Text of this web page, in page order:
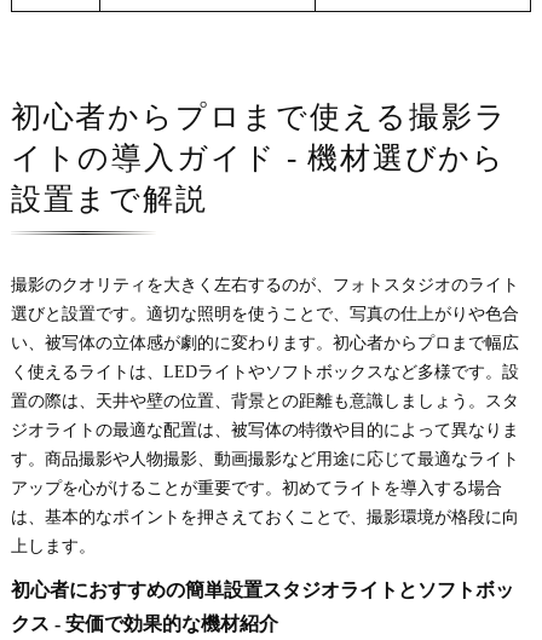
初心者からプロまで使える撮影ラ
イトの導入ガイド - 機材選びから
設置まで解説
撮影のクオリティを大きく左右するのが、フォトスタジオのライト
選びと設置です。適切な照明を使うことで、写真の仕上がりや色合
い、被写体の立体感が劇的に変わります。初心者からプロまで幅広
く使えるライトは、LEDライトやソフトボックスなど多様です。設
置の際は、天井や壁の位置、背景との距離も意識しましょう。スタ
ジオライトの最適な配置は、被写体の特徴や目的によって異なりま
す。商品撮影や人物撮影、動画撮影など用途に応じて最適なライト
アップを心がけることが重要です。初めてライトを導入する場合
は、基本的なポイントを押さえておくことで、撮影環境が格段に向
上します。
初心者におすすめの簡単設置スタジオライトとソフトボッ
クス - 安価で効果的な機材紹介